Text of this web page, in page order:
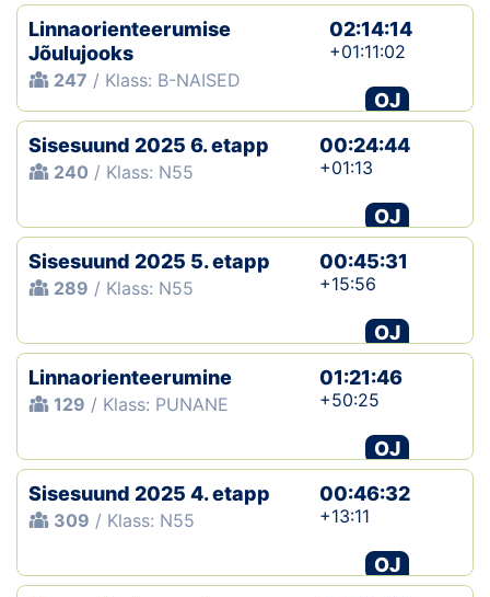
Linnaorienteerumise
Jõulujooks
247 / Klass: B-NAISED
02:14:14
+01:11:02
OJ
Sisesuund 2025 6. etapp
240 / Klass: N55
00:24:44
+01:13
OJ
Sisesuund 2025 5. etapp
289 / Klass: N55
00:45:31
+15:56
OJ
Linnaorienteerumine
129 / Klass: PUNANE
01:21:46
+50:25
OJ
Sisesuund 2025 4. etapp
309 / Klass: N55
00:46:32
+13:11
OJ